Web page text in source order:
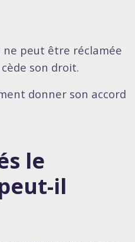
peut être réclamée
son droit.
donner son accord
le
il